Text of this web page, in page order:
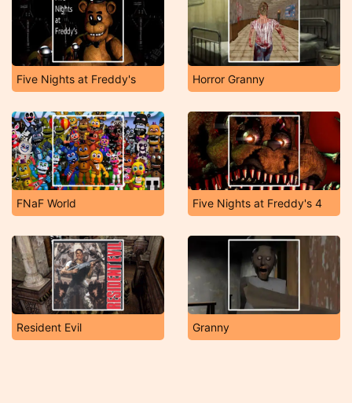
Five Nights at Freddy's Horror Granny
FNaF World Five Nights at Freddy's 4
Resident Evil Granny